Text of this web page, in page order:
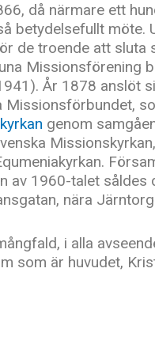
då närmare ett
betydelsefullt möte.
de troende att sluta
Missionsförening
År 1878 anslöt
Missionsförbundet,
genom
av 1960-talet såldes
nära
i alla
som är huvudet,